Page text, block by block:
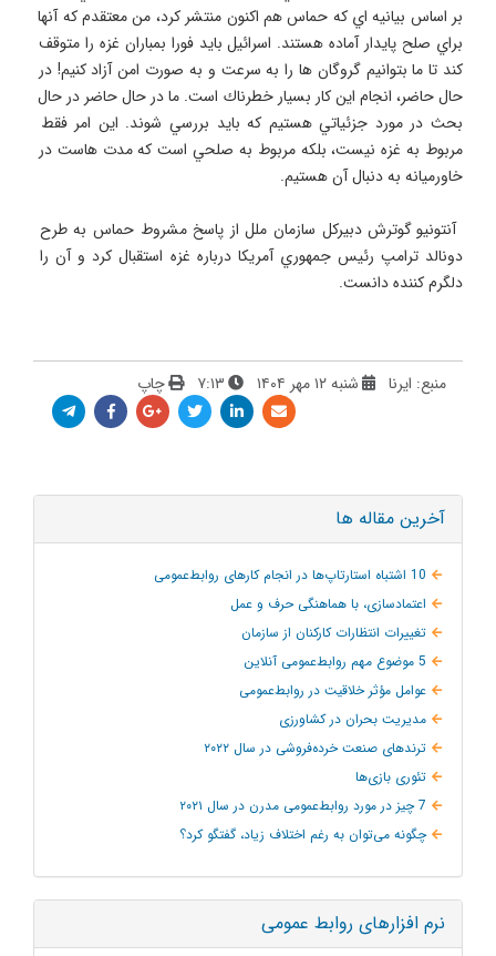
بر اساس بيانيه اي كه حماس هم اكنون منتشر كرد، من معتقدم كه آنها
براي صلح پايدار آماده هستند. اسرائيل بايد فورا بمباران غزه را متوقف
كند تا ما بتوانيم گروگان ها را به سرعت و به صورت امن آزاد كنيم! در
حال حاضر، انجام اين كار بسيار خطرناك است. ما در حال حاضر در حال
بحث در مورد جزئياتي هستيم كه بايد بررسي شوند. اين امر فقط
مربوط به غزه نيست، بلكه مربوط به صلحي است كه مدت هاست در
آنتونيو گوترش دبيركل سازمان ملل از پاسخ مشروط حماس به طرح
دونالد ترامپ رئيس جمهوري آمريكا درباره غزه استقبال كرد و آن را
دلگرم كننده دانست.
منبع: ایرنا شنبه ۱۲ مهر ۱۴۰۴ ۷:۱۳ چاپ
آخرین مقاله ها
10 اشتباه استارتاپ‌ها در انجام کارهای روابط‌عمومی
اعتمادسازی، با هماهنگی حرف و عمل
تغییرات انتظارات کارکنان از سازمان
5 موضوع مهم روابط‌عمومی آنلاین
عوامل مؤثر خلاقیت در روابط‌عمومی
مدیریت بحران در کشاورزی
ترند‌های صنعت خرده‌فروشی در سال ۲۰۲۲
تئوری بازی‌ها
7 چیز در مورد روابط‌عمومی مدرن در سال ۲۰۲۱
چگونه می‌توان به‌ رغم اختلاف زیاد، گفتگو کرد؟
نرم افزارهای روابط عمومی